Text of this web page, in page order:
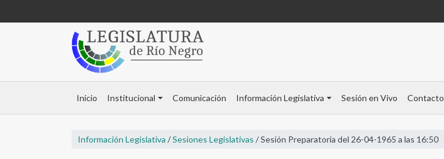
Inicio Institucional Comunicación Información Legislativa Sesión en Vivo Contacto
Información Legislativa /Sesiones Legislativas / Sesión Preparatoria del 26-04-1965 a las 16:50